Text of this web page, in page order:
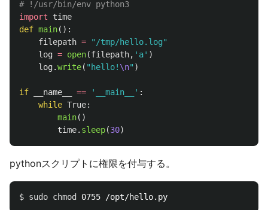
import
time
def main():
filepath = " /tmp/hello.log"
log = open(filepath, ' a' )
log.write( " hello! \n" )
if __name__ == ' __main__ ' :
while True:
main()
time. sleep(30)
pythonスクリプトに権限を付与する。
$ sudo chmod